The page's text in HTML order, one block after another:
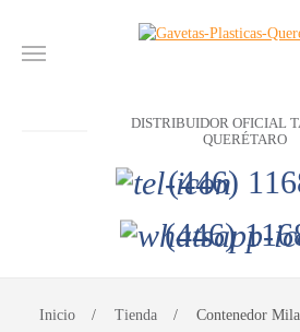
DISTRIBUIDOR OFICIAL
QUERÉTARO
(446)
(446)
CONTACTO
TANER EN
QUERÉTARO
Inicio Tienda Contenedor